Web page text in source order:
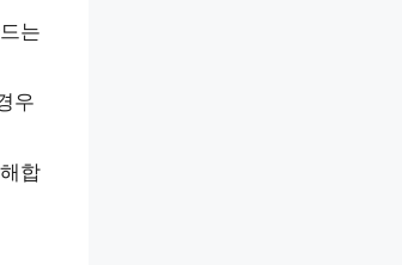
는
우
합